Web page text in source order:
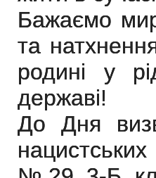
Бажаємо
та
родині у
державі!
До Дня